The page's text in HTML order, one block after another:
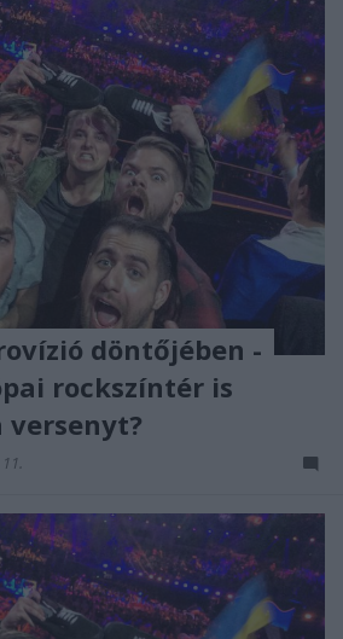
döntőjében -
rockszíntér is
versenyt?